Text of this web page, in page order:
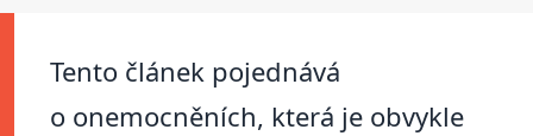
Tento článek pojednává
o onemocněních, která je obvykle